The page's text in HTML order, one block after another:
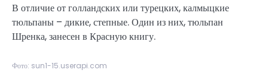
В отличие от голландских или турецких, калмыцкие
тюльпаны – дикие, степные. Один из них, тюльпан
Шренка, занесен в Красную книгу.
Фото: sun1-15.userapi.com